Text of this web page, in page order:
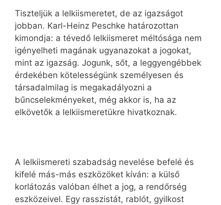
Tiszteljük a lelkiismeretet, de az igazságot
jobban. Karl-Heinz Peschke határozottan
kimondja: a tévedő lelkiismeret méltósága nem
igényelheti magának ugyanazokat a jogokat,
mint az igazság. Jogunk, sőt, a leggyengébbek
érdekében kötelességünk személyesen és
társadalmilag is megakadályozni a
bűncselekményeket, még akkor is, ha az
elkövetők a lelkiismeretükre hivatkoznak.
A lelkiismereti szabadság nevelése befelé és
kifelé más-más eszközöket kíván: a külső
korlátozás valóban élhet a jog, a rendőrség
eszközeivel. Egy rasszistát, rablót, gyilkost